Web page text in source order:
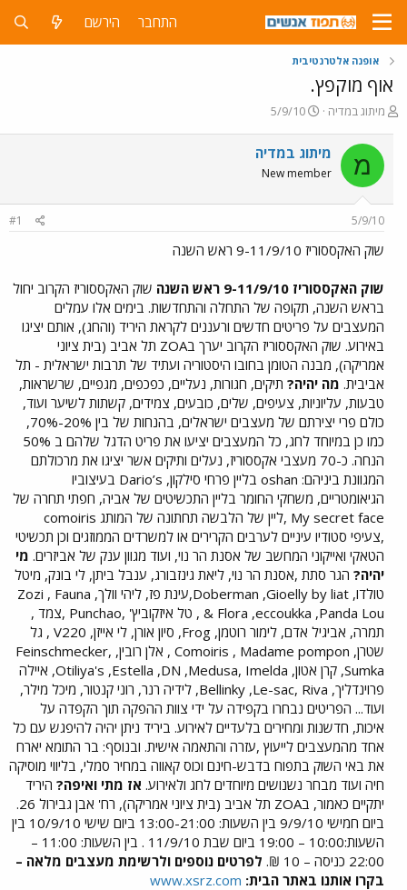
התחבר הירשם
אופנה אלטרנטיבית
אוף מוקפץ.
פ
ח
ה
ו
ש
מיתוג במדיה
פ
ס
ם
ת
5/9/10
מ מיתוג במדיה
New member
5/9/10
#1
שוק האקססוריז 9-11/9/10 ראש השנה
שוק האקססוריז 9-11/9/10 ראש השנה
שוק האקססוריז הקרוב יחול
בראש השנה, תקופה של התחלה והתחדשות. בימים אלו עמלים
המעצבים על פריטים חדשים ורעננים לקראת היריד (והחג), אותם יציגו
באירוע. שוק האקססוריז הקרוב יערך בZOA תל אביב (בית ציוני
אמריקה), מבנה הטומן בחובו היסטוריה ועתיד של תרבות ישראלית - תל
אביבית. מה יהיה? תיקים, חגורות, נעליים, כפכפים, מגפיים, שרשראות,
טבעות, עליוניות, צעיפים, שלים, כובעים, צמידים, קשתות לשיער ועוד,
כולם פרי יצירתם של מעצבים ישראלים, בהנחות של בין 20%-70%,
כמו כן במיוחד לחג, כל המעצבים יציעו את פריט הדגל שלהם ב 50%
הנחה. כ-70 מעצבי אקססוריז, נעלים ותיקים אשר יציגו את מרכולתם
המגוונת ביניהם: oshan בליין פרחי סילקון, Dario’s בעיצוביו
הגיאומטריים, משחקי החומר בליין התכשיטים של אביה, חפתי תחרה של
My secret face ,ליין של הלבשה תחתונה של המותג comoiris
,צעיפי סטודיו עיניים לערבים הקרירים או למשרדים הממוזגים וכן תכשיטי
הטאקי ואייקוני המחשב של אסנת הר נוי, ועוד מגוון ענק של אביזרים. מי
יהיה? הגר סתת ,אסנת הר נוי, ליאת גינזבורג, ענבל ביתן, לי בונק, מיטל
טולדו, Doberman ,Gioelly by liat,עינת פז, ליהי וולך, Zozi , Fauna
& Flora ,eccoukka ,Panda Lou , טל איזקוביץ' ,Punchao ,צמד ,
תמרה, אביגיל אדם, לימור רוטמן, Frog, סיון אורן, לי אייזן, V220 , גל
שטרן, Comoiris , Madame pompon , אלן רובין, Feinschmecker,
Sumka, קרן אטון, Otiliya's ,Estella ,DN ,Medusa, Imelda, איילה
פרוינדליך, Bellinky ,Le-sac, Riva, לידיה רנר, רוני קנטור, מיכל מילר,
ועוד... הפריטים נבחרו בקפידה על ידי צוות ההפקה תוך הקפדה על
איכות, חדשנות ומחירים בלעדיים לאירוע. ביריד ניתן יהיה להיפגש עם כל
אחד מהמעצבים לייעוץ ,עזרה והתאמה אישית. ובנוסף: בר התומא יארח
את באי השוק בתפוח בדבש-חינם וכוס קאווה במחיר סמלי, בליווי מוסיקה
חיה ועוד מבחר נשנושים מיוחדים לחג ולאירוע. אז מתי ואיפה? היריד
יתקיים כאמור, בZOA תל אביב (בית ציוני אמריקה), רח' אבן גבירול 26.
ביום חמישי 9/9/10 בין השעות: 13:00-21:00 ביום שישי 10/9/10 בין
השעות:10:00 – 19:00 ביום שבת 11/9/10 . בין השעות: 11:00 –
22:00 כניסה – 10 ₪.
לפרטים נוספים ולרשימת מעצבים מלאה –
בקרו אותנו באתר הבית: www.xsrz.com